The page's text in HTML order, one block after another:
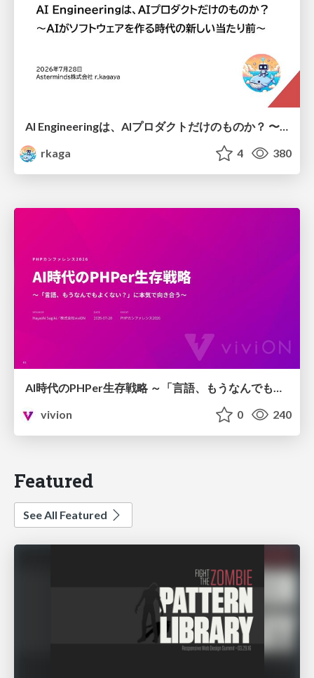
rkaga
4 380
AI時代のPHPer生存戦略 ～「言語、もうなんでもよくない？」に本気で向き合う～
vivion
0 240
Featured
See All Featured